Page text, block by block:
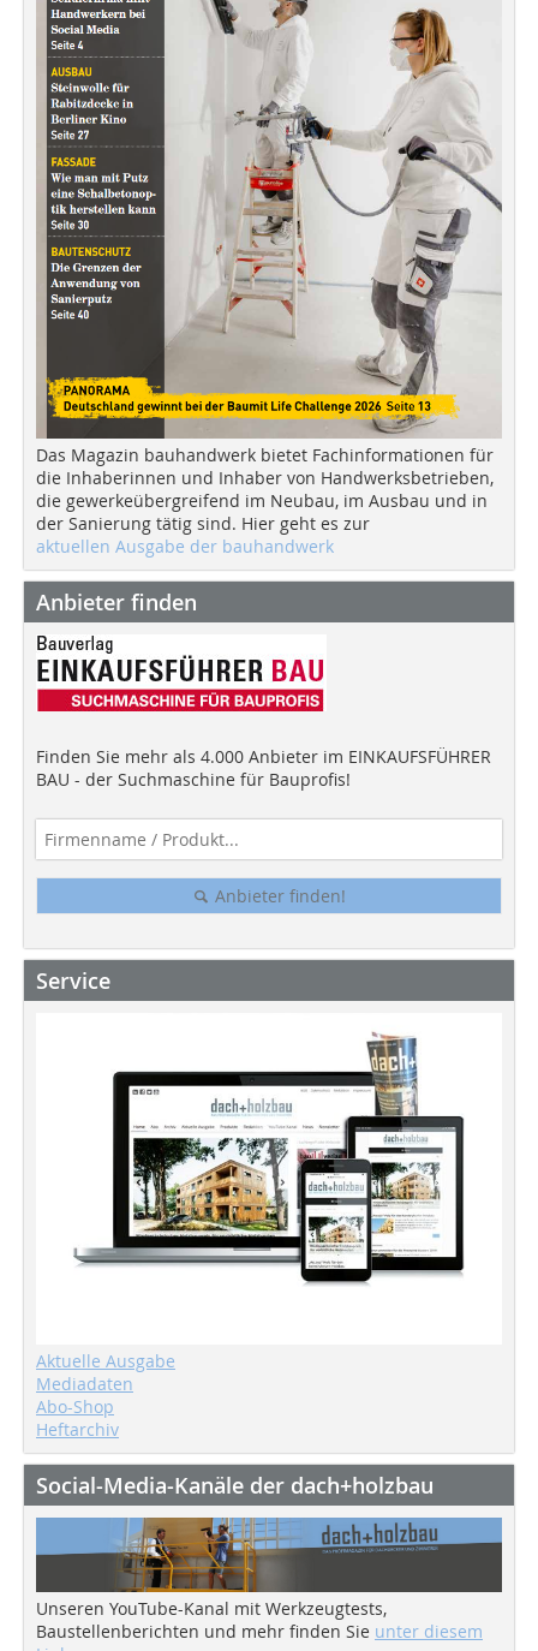
Das Magazin bauhandwerk bietet Fachinformationen für
die Inhaberinnen und Inhaber von Handwerksbetrieben,
die gewerkeübergreifend im Neubau, im Ausbau und in
der Sanierung tätig sind. Hier geht es zur
aktuellen Ausgabe der bauhandwerk
Anbieter finden
Finden Sie mehr als 4.000 Anbieter im EINKAUFSFÜHRER
BAU - der Suchmaschine für Bauprofis!
Anbieter finden!
Service
Aktuelle Ausgabe
Mediadaten
Abo-Shop
Heftarchiv
Social-Media-Kanäle der dach+holzbau
Unseren YouTube-Kanal mit Werkzeugtests,
Baustellenberichten und mehr finden Sie unter diesem